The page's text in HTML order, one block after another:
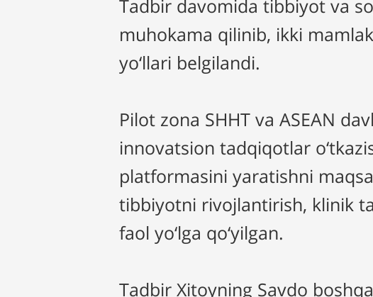
Tadbir davomida tibbiyot va
muhokama qilinib, ikki
yo‘llari belgilandi.
Pilot zona SHHT va ASEAN
innovatsion tadqiqotlar
platformasini yaratishni
tibbiyotni rivojlantirish, klinik
faol yo‘lga qo‘yilgan.
Tadbir Xitoyning Savdo